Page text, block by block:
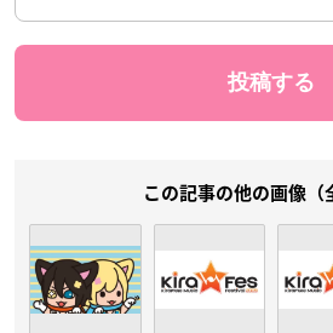
この記事の他の画像（